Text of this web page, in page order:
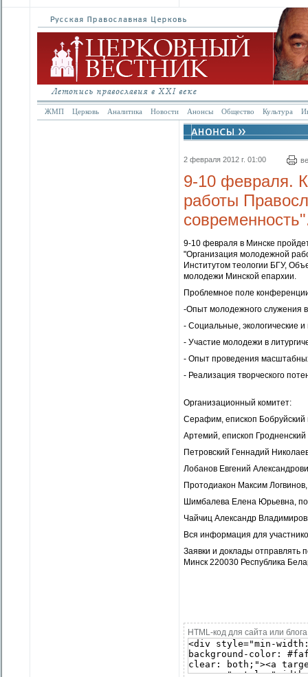
ЖМП Церковь Аналитика Новости Анонсы Общество Культура
2 февраля 2012 г. 01:00
9-10 февраля.
работы
9-10 февраля в Минске
"Организация молодежной
Институтом теологии БГУ,
молодежи Минской епархии.
Проблемное поле
-Опыт молодежного служения
- Социальные, экологические
- Участие молодежи в
- Опыт проведения
- Реализация творческого
Организационный комитет:
Серафим, епископ
Артемий, епископ
Петровский Геннадий
Лобанов Евгений
Протодиакон Максим
Шимбалева Елена Юрьевна,
Чайчиц Александр
Вся информация для
Заявки и доклады отправлять
Минск 220030 Республика
HTML-код для сайта или